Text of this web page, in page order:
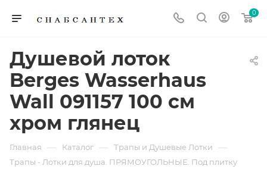
0
Душевой лоток
Berges Wasserhaus
Wall 091157 100 см
хром глянец
Главная — Каталог — Трапы и Душевые Лотки —
Трапы - Лотки для душа. ПРЯМОУГОЛЬНЫЕ. Под плитку